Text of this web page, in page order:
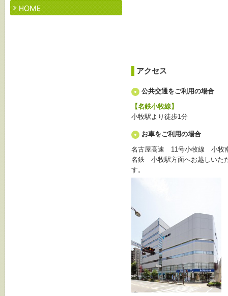
アクセス
公共交通をご利用の場合
【名鉄小牧線】
小牧駅より徒歩1分
お車をご利用の場合
名古屋高速 11号小牧線 小牧
名鉄 小牧駅方面へお越しいた
す。